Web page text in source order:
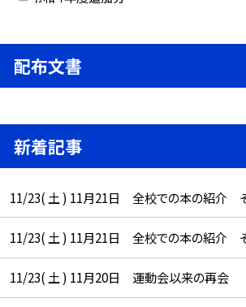
配布文書
新着記事
11/23( 土 ) 11月21日 全校での本の紹介
11/23( 土 ) 11月21日 全校での本の紹介
11/23( 土 ) 11月20日 運動会以来の再会